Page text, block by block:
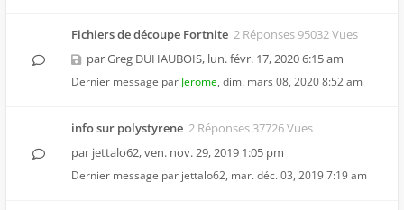
Fichiers de découpe Fortnite 2 Réponses 95032 Vues
parGreg DUHAUBOIS, lun. févr. 17, 2020 6:15 am
Dernier message par Jerome, dim. mars 08, 2020 8:52 am
info sur polystyrene 2 Réponses 37726 Vues
par jettalo62,ven. nov. 29, 2019 1:05 pm
Dernier message par jettalo62, mar. déc. 03, 2019 7:19 am